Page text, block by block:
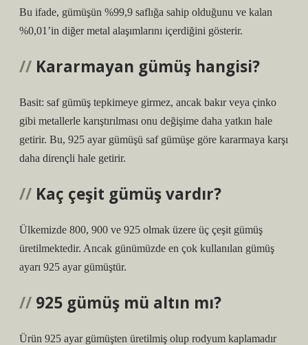
Bu ifade, gümüşün %99,9 saflığa sahip olduğunu ve kalan
%0,01’in diğer metal alaşımlarını içerdiğini gösterir.
Kararmayan gümüş hangisi?
Basit: saf gümüş tepkimeye girmez, ancak bakır veya çinko
gibi metallerle karıştırılması onu değişime daha yatkın hale
getirir. Bu, 925 ayar gümüşü saf gümüşe göre kararmaya karşı
daha dirençli hale getirir.
Kaç çeşit gümüş vardır?
Ülkemizde 800, 900 ve 925 olmak üzere üç çeşit gümüş
üretilmektedir. Ancak günümüzde en çok kullanılan gümüş
ayarı 925 ayar gümüştür.
925 gümüş mü altın mı?
Ürün 925 ayar gümüşten üretilmiş olup rodyum kaplamadır